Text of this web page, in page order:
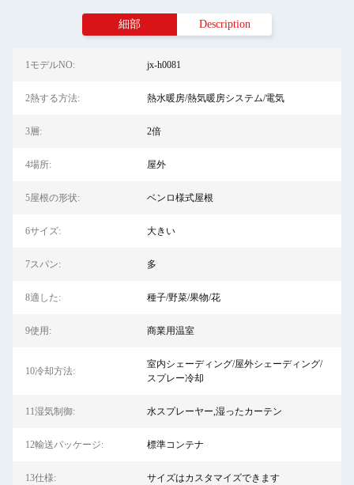
細部 Description
1モデルNO: jx-h0081
2熱する方法: 熱水暖房/熱気暖房システム/電気
3層: 2倍
4場所: 屋外
5屋根の形状: ベンロ様式屋根
6サイズ: 大きい
7スパン: 多
8適した: 種子/野菜/果物/花
9使用: 商業用温室
10冷却方法:
室内シェーディング/屋外シェーディング/
スプレー冷却
11湿気制御: 水スプレーヤー,湿ったカーテン
12輸送パッケージ: 標準コンテナ
13仕様: サイズはカスタマイズできます